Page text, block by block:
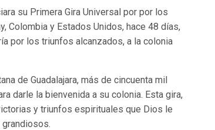
su Primera Gira Universal por por los
Colombia y Estados Unidos, hace 48 días,
por los triunfos alcanzados, a la colonia
de Guadalajara, más de cincuenta mil
darle la bienvenida a su colonia. Esta gira,
y triunfos espirituales que Dios le